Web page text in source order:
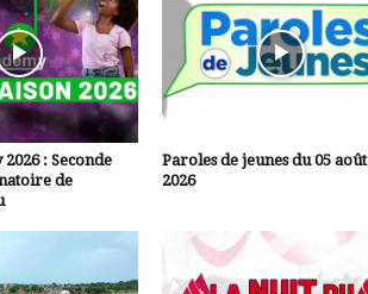
2026 : Seconde
de
Paroles de jeunes du 05 août
2026